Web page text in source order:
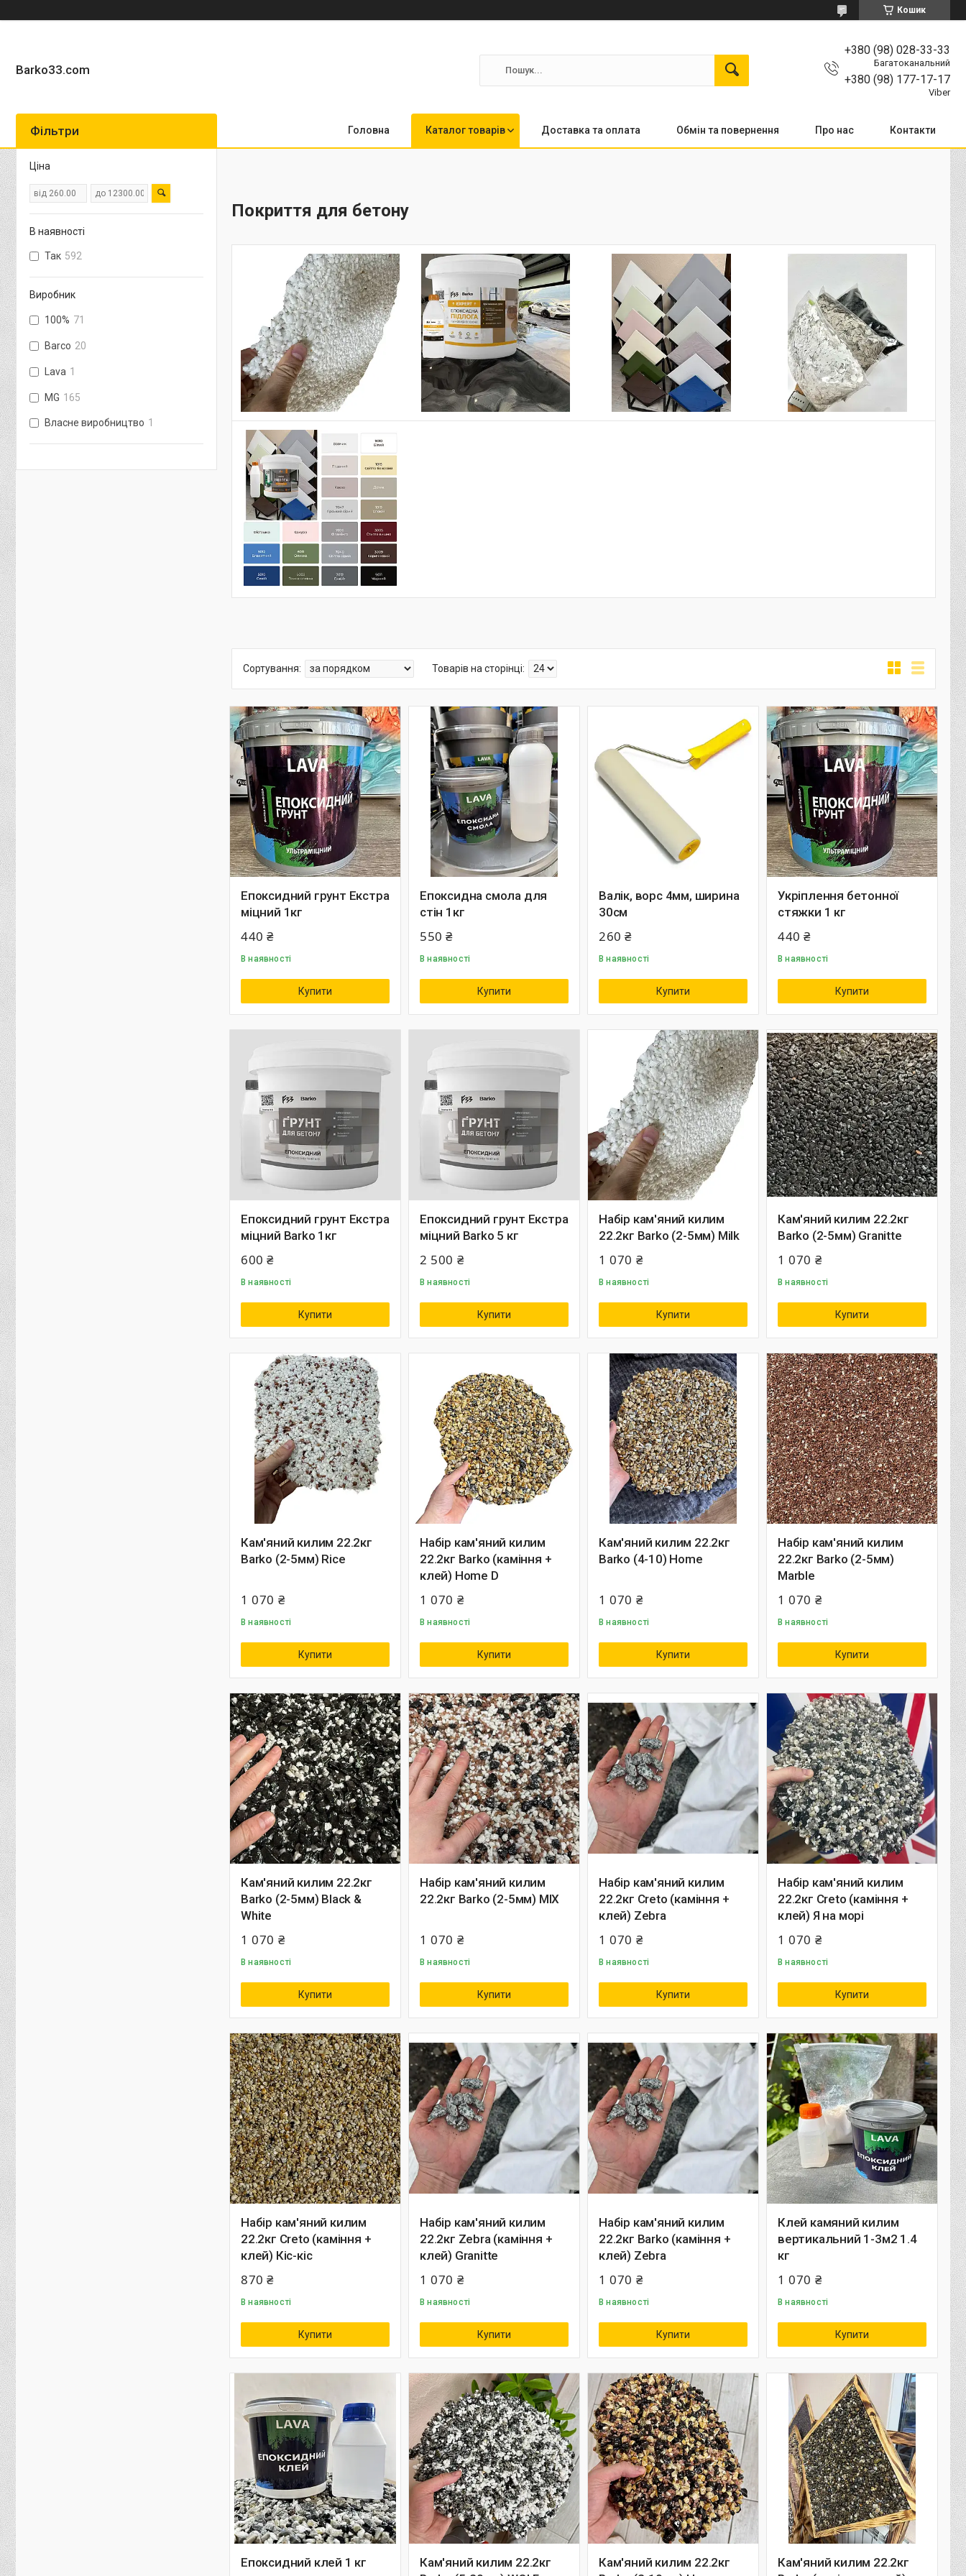
Кошик
Barko33.com
+380 (98) 028-33-33
Багатоканальний
+380 (98) 177-17-17
Viber
Головна Каталог товарів Доставка та оплата Обмін та повернення Про нас Контакти
Покриття для бетону
Епоксидний грунт Екстра
міцний 1кг
440 ₴
В наявності
Купити
Епоксидна смола для
стін 1кг
550 ₴
В наявності
Купити
Валік, ворс 4мм, ширина
30см
260 ₴
В наявності
Купити
Укріплення бетонної
стяжки 1 кг
440 ₴
В наявності
Купити
Епоксидний грунт Екстра
міцний Barko 1кг
600 ₴
В наявності
Купити
Епоксидний грунт Екстра
міцний Barko 5 кг
2 500 ₴
В наявності
Купити
Набір кам'яний килим
22.2кг Barko (2-5мм) Milk
1 070 ₴
В наявності
Купити
Кам'яний килим 22.2кг
Barko (2-5мм) Granitte
1 070 ₴
В наявності
Купити
Кам'яний килим 22.2кг
Barko (2-5мм) Rice
1 070 ₴
В наявності
Купити
Набір кам'яний килим
22.2кг Barko (каміння +
клей) Home D
1 070 ₴
В наявності
Купити
Кам'яний килим 22.2кг
Barko (4-10) Home
1 070 ₴
В наявності
Купити
Набір кам'яний килим
22.2кг Barko (2-5мм)
Marble
1 070 ₴
В наявності
Купити
Кам'яний килим 22.2кг
Barko (2-5мм) Black &
White
1 070 ₴
В наявності
Купити
Набір кам'яний килим
22.2кг Barko (2-5мм) MIX
1 070 ₴
В наявності
Купити
Набір кам'яний килим
22.2кг Creto (каміння +
клей) Zebra
1 070 ₴
В наявності
Купити
Набір кам'яний килим
22.2кг Creto (каміння +
клей) Я на морі
1 070 ₴
В наявності
Купити
Набір кам'яний килим
22.2кг Creto (каміння +
клей) Кіс-кіс
870 ₴
В наявності
Купити
Набір кам'яний килим
22.2кг Zebra (каміння +
клей) Granitte
1 070 ₴
В наявності
Купити
Набір кам'яний килим
22.2кг Barko (каміння +
клей) Zebra
1 070 ₴
В наявності
Купити
Клей камяний килим
вертикальний 1-3м2 1.4
кг
1 070 ₴
В наявності
Купити
Епоксидний клей 1 кг
Кам'яний килим 22.2кг
Кам'яний килим 22.2кг
Кам'яний килим 22.2кг
Фільтри
Ціна
В наявності
Так 592
Виробник
100% 71
Barco 20
Lava 1
MG 165
Власне виробництво 1